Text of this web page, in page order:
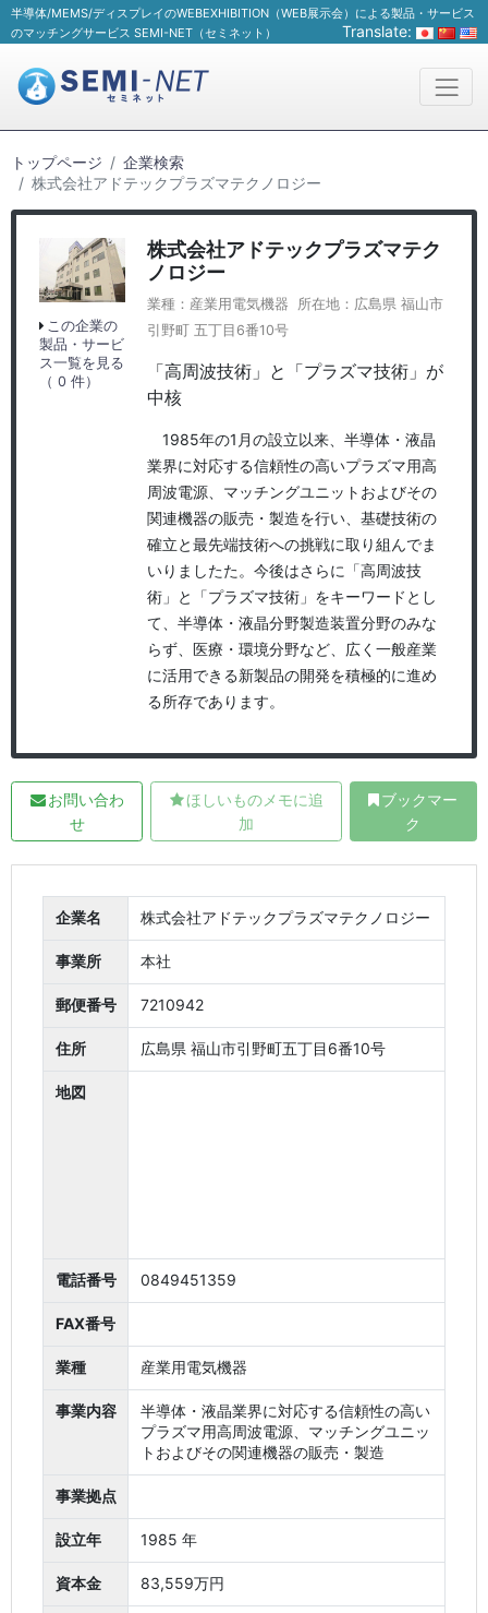
半導体/MEMS/ディスプレイのWEBEXHIBITION（WEB展示会）による製品・サービス
のマッチングサービス SEMI-NET（セミネット）
Translate:
トップページ
企業検索
株式会社アドテックプラズマテクノロジー
この企業の
製品・サービ
ス一覧を見る
（ 0 件）
株式会社アドテックプラズマテク
ノロジー
業種：産業用電気機器 所在地：広島県 福山市
引野町 五丁目6番10号
「高周波技術」と「プラズマ技術」が
中核
1985年の1月の設立以来、半導体・液晶
業界に対応する信頼性の高いプラズマ用高
周波電源、マッチングユニットおよびその
関連機器の販売・製造を行い、基礎技術の
確立と最先端技術への挑戦に取り組んでま
いりましたた。今後はさらに「高周波技
術」と「プラズマ技術」をキーワードとし
て、半導体・液晶分野製造装置分野のみな
らず、医療・環境分野など、広く一般産業
に活用できる新製品の開発を積極的に進め
る所存であります。
お問い合わ
せ
ほしいものメモに追
加
ブックマー
ク
企業名 株式会社アドテックプラズマテクノロジー
事業所 本社
郵便番号 7210942
住所 広島県 福山市引野町五丁目6番10号
地図
電話番号 0849451359
FAX番号
業種 産業用電気機器
事業内容
半導体・液晶業界に対応する信頼性の高い
プラズマ用高周波電源、マッチングユニッ
トおよびその関連機器の販売・製造
事業拠点
設立年 1985 年
資本金 83,559万円